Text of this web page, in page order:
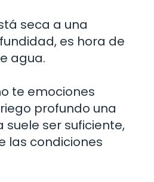
seca a una
es hora de
agua.
te emociones
profundo una
suele ser suficiente,
las condiciones